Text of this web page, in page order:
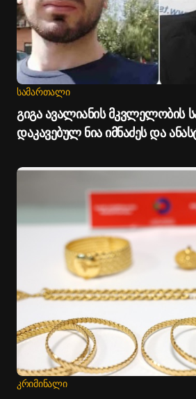
ᲡᲐᲛᲐᲠᲗᲐᲚᲘ
გიგა ავალიანის მკვლელობის
დაკავებულ ნია იმნაძეს და
ᲙᲠᲘᲛᲘᲜᲐᲚᲘ